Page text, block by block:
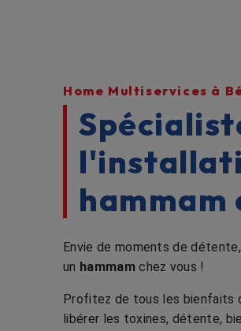
Home Multiservices à
hammam
Envie de moments de
un hammamchez vous !
Profitez de tous les bienfaits
libérer les toxines, détente,